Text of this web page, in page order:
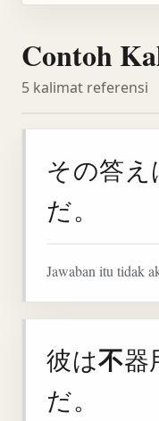
Contoh
5 kalimat referensi
その答え
だ。
Jawaban itu tidak
彼は不器
だ。